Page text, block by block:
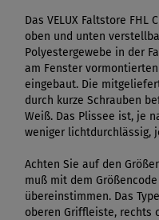
Das VELUX Faltstore FHL
oben und unten
Polyestergewebe in der
am Fenster
eingebaut. Die
durch kurze Schrauben
Weiß. Das Plissee ist, je
weniger lichtdurchlässig,
Achten Sie auf den
muß mit dem
übereinstimmen. Das
oberen Griffleiste, rechts